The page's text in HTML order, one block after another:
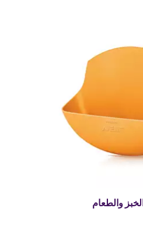
والطعام